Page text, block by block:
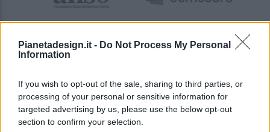
Pianetadesign.it - Do Not Process My Personal
Information
If you wish to opt-out of the sale, sharing to third parties, or
processing of your personal or sensitive information for
targeted advertising by us, please use the below opt-out
section to confirm your selection.
© 2026 - Pianeta Design - P.IVA 04827280654 - Testata
Registrata Al Tribunale Di Nocera Inferiore N. 8/2020 - RG N.